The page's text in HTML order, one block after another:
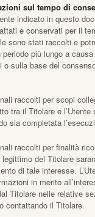
sul tempo di
indicato in questo
e conservati per il
sono stati raccolti e
più lungo a
o sulla base del
raccolti per scopi
tra il Titolare e l’Utente
sia completata
raccolti per finalità
legittimo del Titolare
di tale interesse.
in merito
Titolare nelle relative
contattando il Titolare.